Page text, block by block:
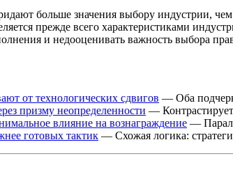
больше значения выбору индустрии,
прежде всего характеристиками
и недооценивать важность выбора
от технологических сдвигов — Оба
призму неопределенности —
влияние на вознаграждение —
готовых тактик — Схожая логика: